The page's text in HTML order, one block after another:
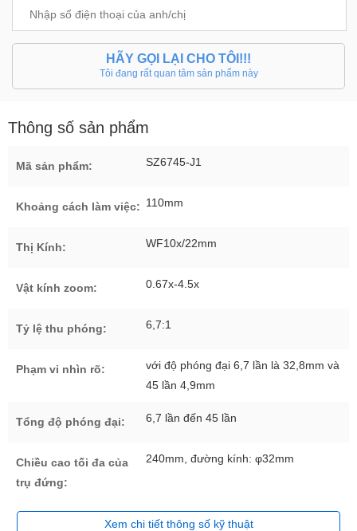
HÃY GỌI LẠI CHO TÔI!!!
Tôi đang rất quan tâm sản phẩm này
Thông số sản phẩm
Mã sản phẩm: SZ6745-J1
Khoảng cách làm việc: 110mm
Thị Kính: WF10x/22mm
Vật kính zoom: 0.67x-4.5x
Tỷ lệ thu phóng: 6,7:1
Phạm vi nhìn rõ:
với độ phóng đại 6,7 lần là 32,8mm và
45 lần 4,9mm
Tổng độ phóng đại: 6,7 lần đến 45 lần
Chiều cao tối đa của
trụ đứng:
240mm, đường kính: φ32mm
Xem chi tiết thông số kỹ thuật